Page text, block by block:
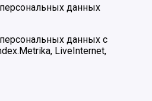
данных
данных с
LiveInternet,